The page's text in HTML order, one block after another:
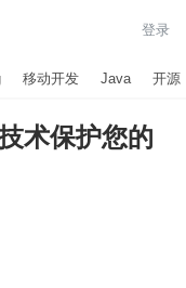
登录
移动开发 Java 开源
术保护您的